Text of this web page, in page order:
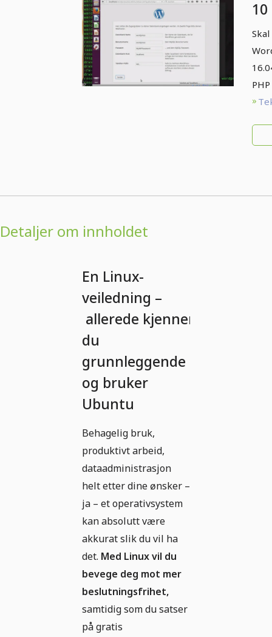
Detaljer om innholdet
En Linux-
veiledning –
allerede kjenner
du
grunnleggende
og bruker
Ubuntu
Behagelig bruk,
produktivt arbeid,
dataadministrasjon
helt etter dine ønsker –
ja – et operativsystem
kan absolutt være
akkurat slik du vil ha
det. Med Linux vil du
bevege deg mot mer
beslutningsfrihet,
samtidig som du satser
på gratis